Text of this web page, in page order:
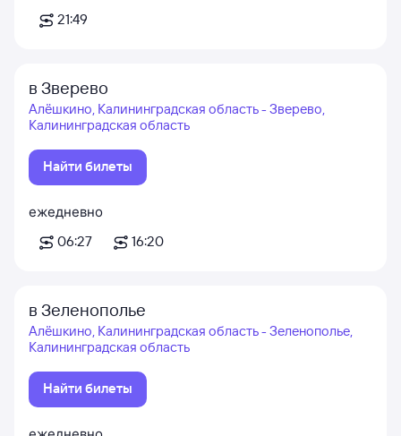
21:49
в Зверево
Алёшкино, Калининградская область - Зверево,
Калининградская область
Найти билеты
ежедневно
06:27
16:20
в Зеленополье
Алёшкино, Калининградская область - Зеленополье,
Калининградская область
Найти билеты